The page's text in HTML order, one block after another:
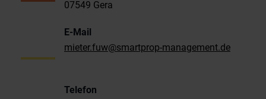
07549 Gera
E-Mail
mieter.fuw@smartprop-management.de
Telefon